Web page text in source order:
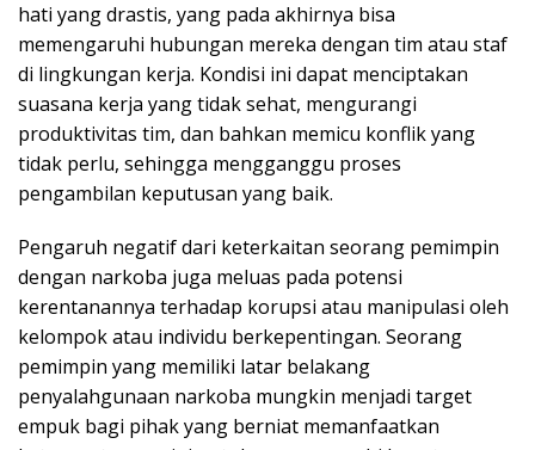
hati yang drastis, yang pada akhirnya bisa
memengaruhi hubungan mereka dengan tim atau staf
di lingkungan kerja. Kondisi ini dapat menciptakan
suasana kerja yang tidak sehat, mengurangi
produktivitas tim, dan bahkan memicu konflik yang
tidak perlu, sehingga mengganggu proses
pengambilan keputusan yang baik.
Pengaruh negatif dari keterkaitan seorang pemimpin
dengan narkoba juga meluas pada potensi
kerentanannya terhadap korupsi atau manipulasi oleh
kelompok atau individu berkepentingan. Seorang
pemimpin yang memiliki latar belakang
penyalahgunaan narkoba mungkin menjadi target
empuk bagi pihak yang berniat memanfaatkan